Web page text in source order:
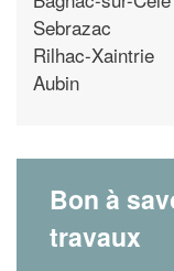
Sebrazac
Rilhac-Xaintrie
Aubin
Bon à
travaux